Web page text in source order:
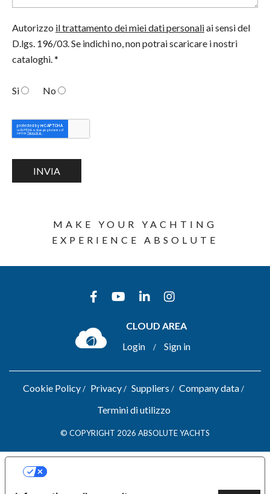
Autorizzo il trattamento dei miei dati personaliai sensi del
D.lgs. 196/03. Se indichi no, non potrai scaricare i nostri
cataloghi. *
Si No
INVIA
MAKE YOUR YACHTING
EXPERIENCE ABSOLUTE
CLOUD AREA
Login
/ Sign in
Cookie Policy Privacy Suppliers
Company data
Termini di utilizzo
© COPYRIGHT 2026 ABSOLUTE YACHTS